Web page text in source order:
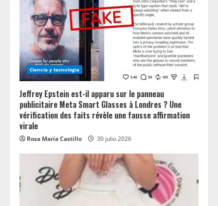
Ciencia y tecnologia
Jeffrey Epstein est-il apparu sur le panneau
publicitaire Meta Smart Glasses à Londres ? Une
vérification des faits révèle une fausse affirmation
virale
Rosa María Castillo 30 julio 2026